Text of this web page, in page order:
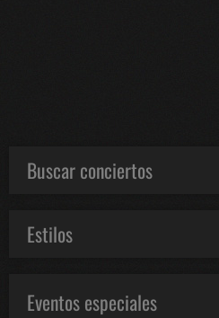
Buscar conciertos
Estilos
Eventos especiales